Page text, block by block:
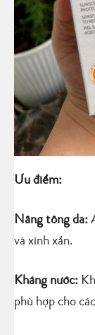
Ưu điểm:
Nâng tông da:
và xinh xắn.
Kháng nước:
phù hợp cho